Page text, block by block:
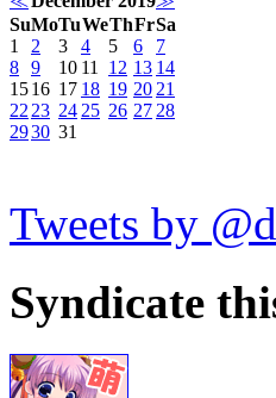
SuMoTuWeThFrSa
1
2 3 4 5 6
7
8 9 10 11 12 13 14
1516 17 18 19 20 21
22 23 24 25 26 27 28
2930 31
Tweets by
Syndicate